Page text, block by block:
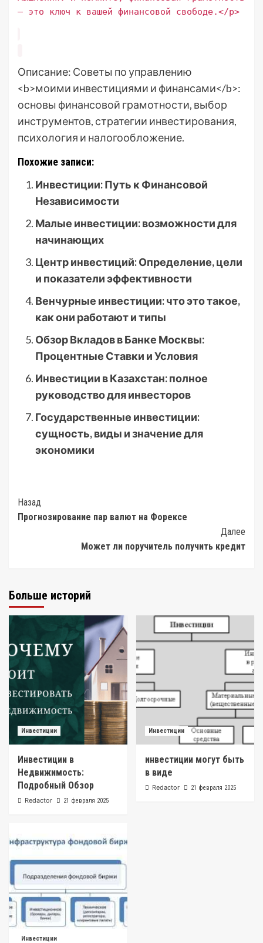
– это ключ к вашей финансовой свободе.</p>
Описание: Советы по управлению
<b>моими инвестициями и финансами</b>:
основы финансовой грамотности, выбор
инструментов, стратегии инвестирования,
психология и налогообложение.
Похожие записи:
Инвестиции: Путь к Финансовой
Независимости
Малые инвестиции: возможности для
начинающих
Центр инвестиций: Определение, цели
и показатели эффективности
Венчурные инвестиции: что это такое,
как они работают и типы
Обзор Вкладов в Банке Москвы:
Процентные Ставки и Условия
Инвестиции в Казахстан: полное
руководство для инвесторов
Государственные инвестиции:
сущность, виды и значение для
экономики
Post
Navigation
Назад
Прогнозирование пар валют на Форексе
Далее
Может ли поручитель получить кредит
Больше историй
Инвестиции
Инвестиции в
Недвижимость:
Подробный Обзор
Redactor 21 февраля 2025
Инвестиции
инвестиции могут быть
в виде
Redactor 21 февраля 2025
Инвестиции